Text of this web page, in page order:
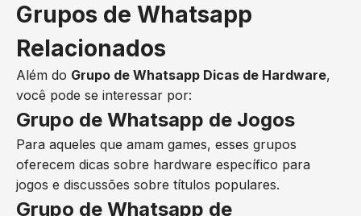
Grupos de Whatsapp
Relacionados
Além do Grupo de Whatsapp Dicas de Hardware,
você pode se interessar por:
Grupo de Whatsapp de Jogos
Para aqueles que amam games, esses grupos
oferecem dicas sobre hardware específico para
jogos e discussões sobre títulos populares.
Grupo de Whatsapp de